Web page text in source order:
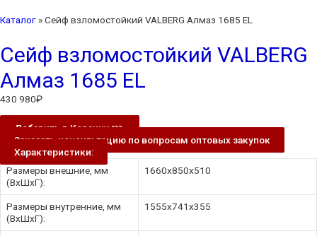
Каталог »Сейф взломостойкий VALBERG Алмаз 1685 EL
Сейф взломостойкий VALBERG
Алмаз 1685 EL
430 980₽
Добавить в Корзину ⋙
Заказать консультацию по вопросам оптовых закупок
Характеристики:
Размеры внешние, мм
(ВхШхГ):
1660x850x510
Размеры внутренние, мм
(ВхШхГ):
1555x741x355